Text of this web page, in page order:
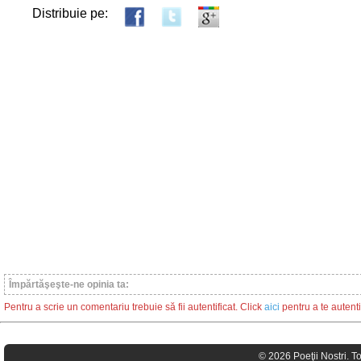
Distribuie pe:
Împărtăşeşte-ne opinia ta:
Pentru a scrie un comentariu trebuie să fii autentificat. Click aici pentru a te
© 2026 Poeţii Nostri.